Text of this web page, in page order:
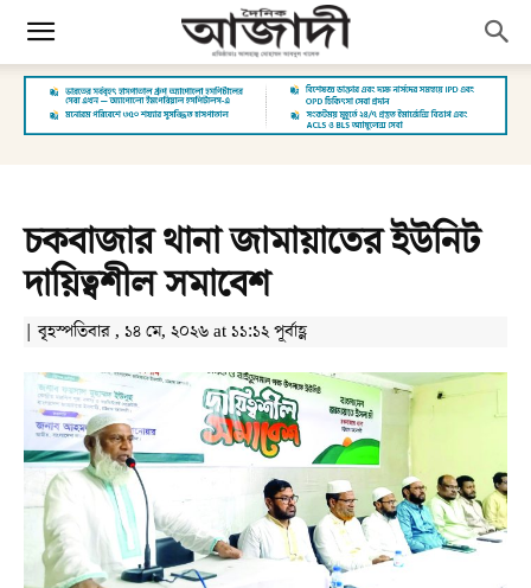
চকবাজার থানা জামায়াতের ইউনিট
দায়িত্বশীল সমাবেশ
| বৃহস্পতিবার , ১৪ মে, ২০২৬ at ১১:১২ পূর্বাহ্ণ